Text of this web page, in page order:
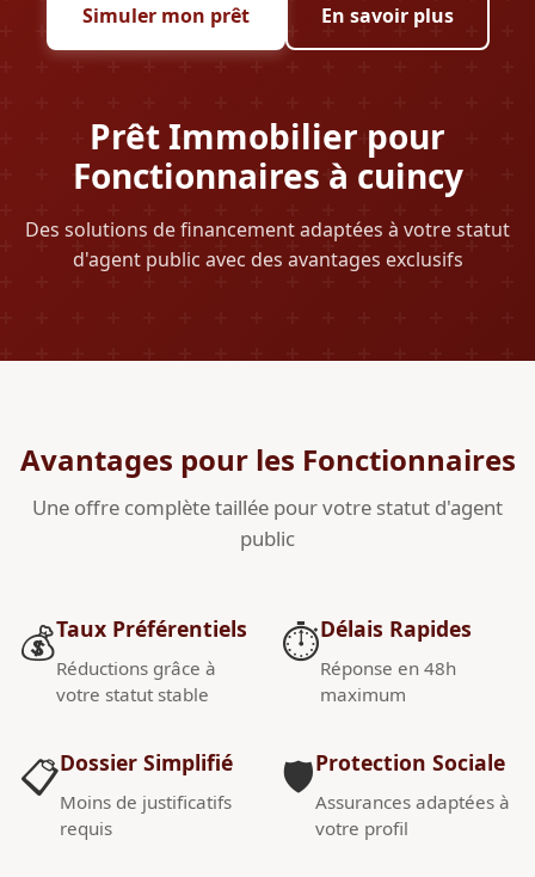
Prêt Immobilier pour
Fonctionnaires à cuincy
Des solutions de financement adaptées à votre statut
d'agent public avec des avantages exclusifs
Simuler mon prêt En savoir plus
Avantages pour les Fonctionnaires
Une offre complète taillée pour votre statut d'agent
public
💰Taux Préférentiels
Réductions grâce à
votre statut stable
📋Dossier Simplifié
Moins de justificatifs
requis
⏱️Délais Rapides
Réponse en 48h
maximum
🛡️Protection Sociale
Assurances adaptées à
votre profil